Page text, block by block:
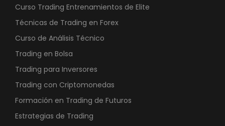
Curso Trading Entrenamientos de Elite
Técnicas de Trading en Forex
Curso de Análisis Técnico
Trading en Bolsa
Trading para Inversores
Trading con Criptomonedas
Formación en Trading de Futuros
Estrategias de Trading